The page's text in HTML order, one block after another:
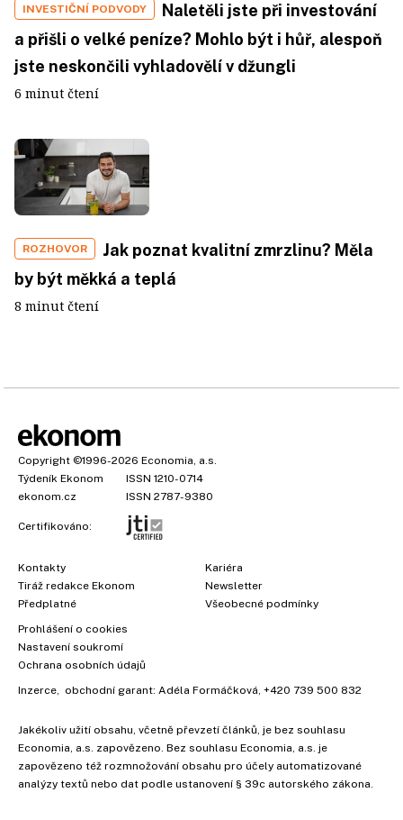
INVESTIČNÍ PODVODY
Naletěli jste při investování
a přišli o velké peníze? Mohlo být i hůř, alespoň
jste neskončili vyhladovělí v džungli
6 minut čtení
ROZHOVOR
Jak poznat kvalitní zmrzlinu? Měla
by být měkká a teplá
8 minut čtení
Copyright ©1996-2026 Economia, a.s.
Týdeník Ekonom
ISSN 1210-0714
ekonom.cz
ISSN 2787-9380
Certifikováno:
Kontakty
Tiráž redakce Ekonom
Předplatné
Kariéra
Newsletter
Všeobecné podmínky
Prohlášení o cookies
Nastavení soukromí
Ochrana osobních údajů
Inzerce , obchodní garant: Adéla Formáčková +420 739 500 832
Jakékoliv užití obsahu, včetně převzetí článků, je bez souhlasu
Economia, a.s. zapovězeno. Bez souhlasu Economia, a.s. je
zapovězeno též rozmnožování obsahu pro účely automatizované
analýzy textů nebo dat podle ustanovení § 39c autorského zákona.